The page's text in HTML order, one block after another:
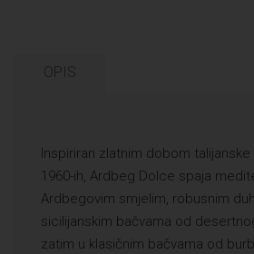
OPIS
Inspiriran zlatnim dobom
1960-ih, Ardbeg Dolce spaja
Ardbegovim smjelim, robusnim
sicilijanskim bačvama od
zatim u klasičnim bačvama od